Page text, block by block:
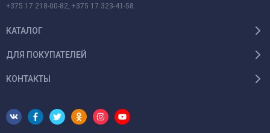
+375 17 218-00-82, +375 17 323-41-58.
КАТАЛОГ
ДЛЯ ПОКУПАТЕЛЕЙ
КОНТАКТЫ